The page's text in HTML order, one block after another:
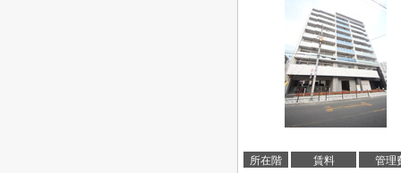
所在階 賃料
管理